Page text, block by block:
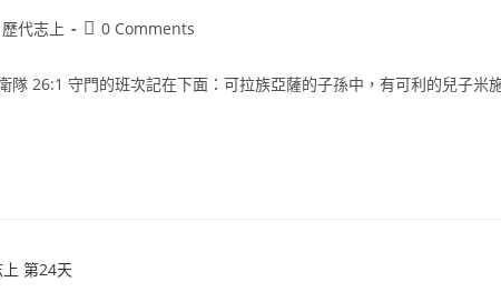
歷代志上 0 Comments
26:1 守門的班次記在下面：可拉族亞薩的子孫中，有可利的兒子